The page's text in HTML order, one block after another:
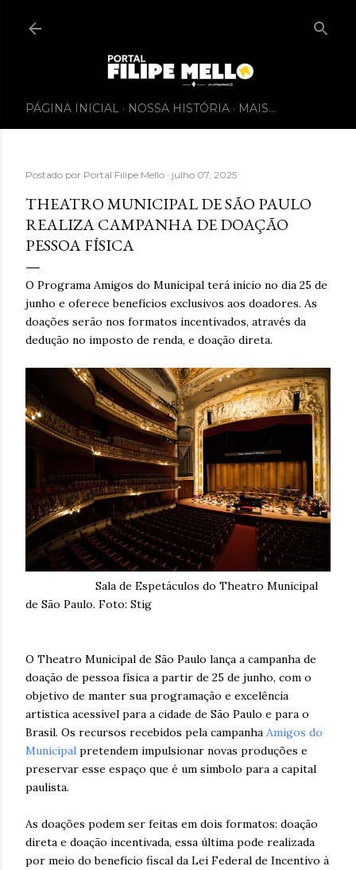
PÁGINA INICIAL NOSSA HISTÓRIA MAIS…
Postado por Portal Filipe Mello julho 07, 2025
THEATRO MUNICIPAL DE SÃO PAULO
REALIZA CAMPANHA DE DOAÇÃO
PESSOA FÍSICA
O Programa Amigos do Municipal terá início no dia 25 de
junho e oferece benefícios exclusivos aos doadores. As
doações serão nos formatos incentivados, através da
dedução no imposto de renda, e doação direta.
Sala de Espetáculos do Theatro Municipal
de São Paulo. Foto: Stig
O Theatro Municipal de São Paulo lança a campanha de
doação de pessoa física a partir de 25 de junho, com o
objetivo de manter sua programação e excelência
artística acessível para a cidade de São Paulo e para o
Brasil. Os recursos recebidos pela campanha Amigos do
Municipal pretendem impulsionar novas produções e
preservar esse espaço que é um símbolo para a capital
paulista.
As doações podem ser feitas em dois formatos: doação
direta e doação incentivada, essa última pode realizada
por meio do benefício fiscal da Lei Federal de Incentivo à